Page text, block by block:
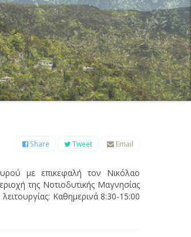
Share Tweet Email
με επικεφαλή τον Νικόλαο
της Νοτιοδυτικής Μαγνησίας
Καθημερινά 8:30-15:00